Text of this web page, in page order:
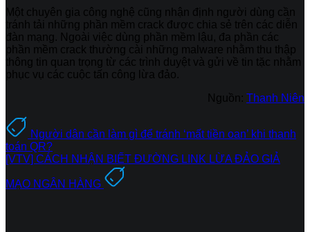
Một chuyên gia công nghệ cũng nhận định người dùng cần
tránh tải những phần mềm crack được chia sẻ trên các diễn
đàn mạng. Ngoài việc dùng phần mềm lậu, đa phần các
phần mềm crack thường cài những malware nhằm thu thập
thông tin quan trọng từ các trình duyệt và gửi về tin tặc nhằm
phục vụ các cuộc tấn công lừa đảo.
Nguồn: Thanh Niên
Người dân cần làm gì để tránh ‘mất tiền oan’ khi thanh
toán QR?
[VTV] CÁCH NHẬN BIẾT ĐƯỜNG LINK LỪA ĐẢO GIẢ
MẠO NGÂN HÀNG